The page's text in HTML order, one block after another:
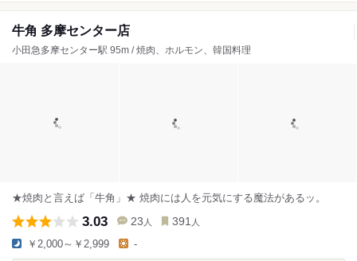
牛角 多摩センター店
小田急多摩センター駅 95m / 焼肉、ホルモン、韓国料理
★焼肉と言えば「牛角」★ 焼肉には人を元気にする魔法があるッ。
3.03 23 人 391 人
￥2,000～￥2,999 -